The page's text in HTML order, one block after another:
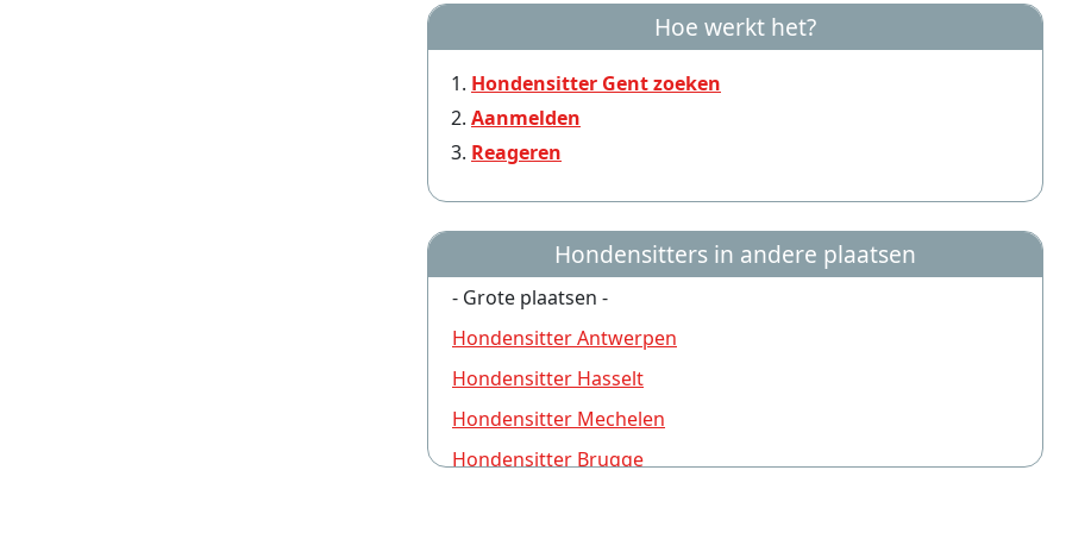
Hoe werkt het?
Hondensitter Gent zoeken
Aanmelden
Reageren
Hondensitters in andere plaatsen
- Grote plaatsen -
Hondensitter Antwerpen
Hondensitter Hasselt
Hondensitter Mechelen
Hondensitter Brugge